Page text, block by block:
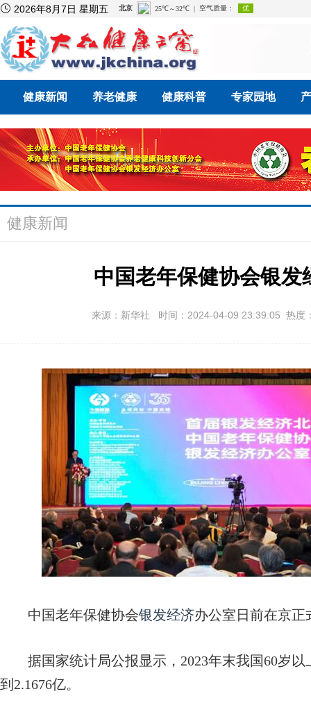
 2026年8月7日 星期五
健康新闻 养老健康 健康科普 专家园地
健康新闻
中国老年保健协会银发
来源：新华社 时间：2024-04-09 23:39:05 热度
中国老年保健协会银发经济办公室日前在京正
据国家统计局公报显示，2023年末我国60岁以
到2.1676亿。